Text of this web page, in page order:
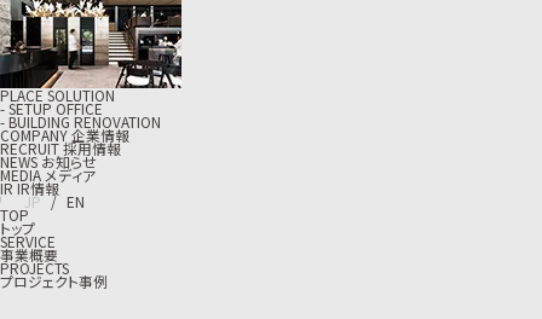
PLACE SOLUTION
- SETUP OFFICE
- BUILDING RENOVATION
COMPANY企業情報
RECRUIT採用情報
NEWSお知らせ
MEDIAメディア
IRIR情報
JP / EN
TOP
トップ
SERVICE
事業概要
PROJECTS
プロジェクト事例